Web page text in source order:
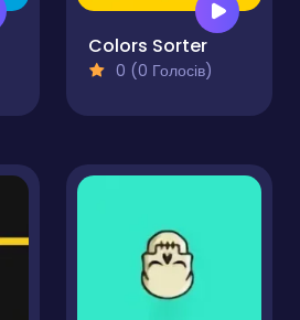
Colors Sorter
0 (0 Голосів)